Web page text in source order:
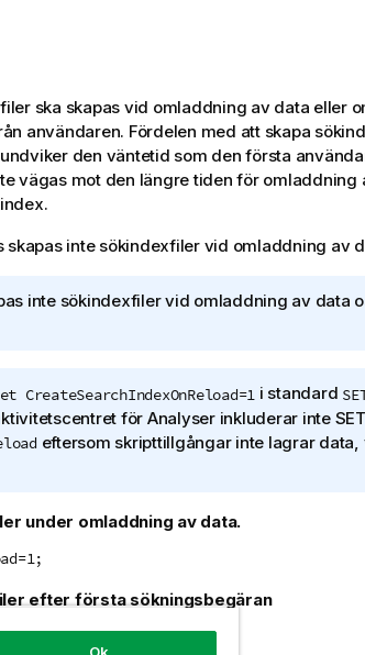
ska skapas vid omladdning av data eller
användaren. Fördelen med att skapa
den väntetid som den första
vägas mot den längre tiden för omladdning
skapas inte sökindexfiler vid omladdning av
inte sökindexfiler vid omladdning av data
CreateSearchIndexOnReload=1 i standard
för Analyserinkluderar inte
eftersom skripttillgångar inte lagrar data,
under omladdning av data.
efter första sökningsbegäran